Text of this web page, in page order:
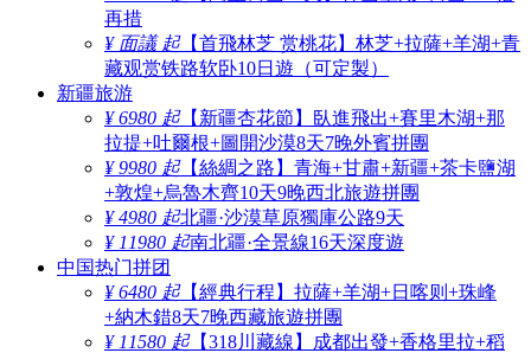
再措
¥ 面議 起【首飛林芝 赏桃花】林芝+拉薩+羊湖+青
藏观赏铁路软卧10日遊（可定製）
新疆旅游
¥ 6980 起【新疆杏花節】臥進飛出+賽里木湖+那
拉提+吐爾根+圖開沙漠8天7晚外賓拼團
¥ 9980 起【絲綢之路】青海+甘肅+新疆+茶卡鹽湖
+敦煌+烏魯木齊10天9晚西北旅遊拼團
¥ 4980 起北疆·沙漠草原獨庫公路9天
¥ 11980 起南北疆·全景線16天深度遊
中国热门拼团
¥ 6480 起【經典行程】拉薩+羊湖+日喀则+珠峰
+納木錯8天7晚西藏旅遊拼團
¥ 11580 起【318川藏線】成都出發+香格里拉+稻